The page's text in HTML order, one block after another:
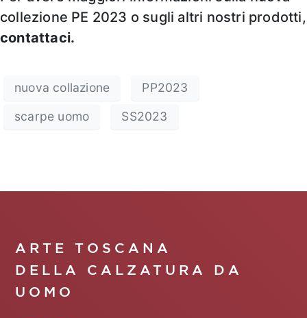
collezione PE 2023 o sugli altri nostri prodotti,
contattaci.
nuova collazione
PP2023
scarpe uomo
SS2023
ARTE TOSCANA
DELLA CALZATURA DA
UOMO